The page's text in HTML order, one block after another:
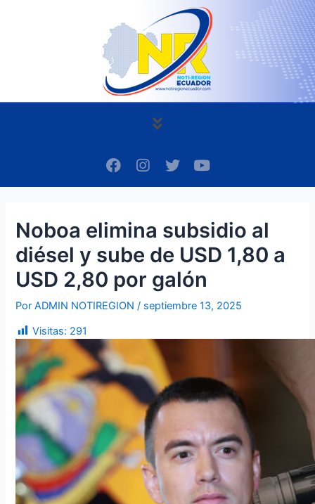
Menú
F
a
c
o
k
I
n
s
g
a
m
T
w
i
e
Y
o
u
b
e
Noboa elimina subsidio al
diésel y sube de USD 1,80 a
USD 2,80 por galón
PorADMIN NOTIREGION/ septiembre 13, 2025
Visitas: 291